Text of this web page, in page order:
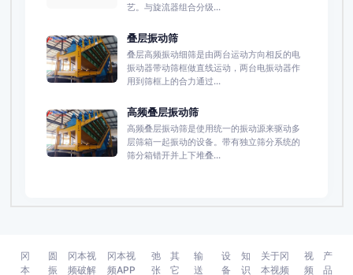
艺。与旋流器组合分级...
叠层振动筛
叠层高频振动细筛是由两台运动方向相反的电
振动器带动筛框做直线运动，两台电振动器作
用到筛框上的合力通过...
高频叠层振动筛
高频叠层振动筛是使用统一的振动源来驱动多
层筛箱一起振动的设备。带有独立筛分系统的
筛分箱错开并上下堆叠...
冈
本
圆
振
冈本视
频破解
冈本视
频APP
弛
张
其
它
输
送
设
备
知
识
关于冈
本视频
视
频
产
品